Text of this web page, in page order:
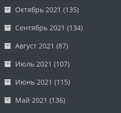
Октябрь 2021 (135)
Сентябрь 2021 (134)
Август 2021 (87)
Июль 2021 (107)
Июнь 2021 (115)
Май 2021 (136)